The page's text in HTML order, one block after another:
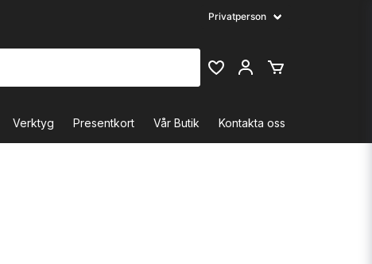
Verktyg Presentkort Vår Butik Kontakta oss